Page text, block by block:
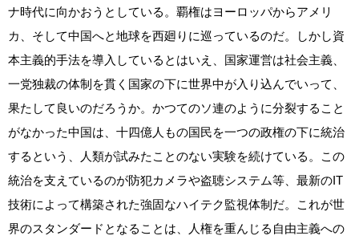
ナ時代に向かおうとしている。覇権はヨーロッパからアメリ
カ、そして中国へと地球を西廻りに巡っているのだ。しかし資
本主義的手法を導入しているとはいえ、国家運営は社会主義、
一党独裁の体制を貫く国家の下に世界中が入り込んでいって、
果たして良いのだろうか。かつてのソ連のように分裂すること
がなかった中国は、十四億人もの国民を一つの政権の下に統治
するという、人類が試みたことのない実験を続けている。この
統治を支えているのが防犯カメラや盗聴システム等、最新のIT
技術によって構築された強固なハイテク監視体制だ。これが世
界のスタンダードとなることは、人権を重んじる自由主義への